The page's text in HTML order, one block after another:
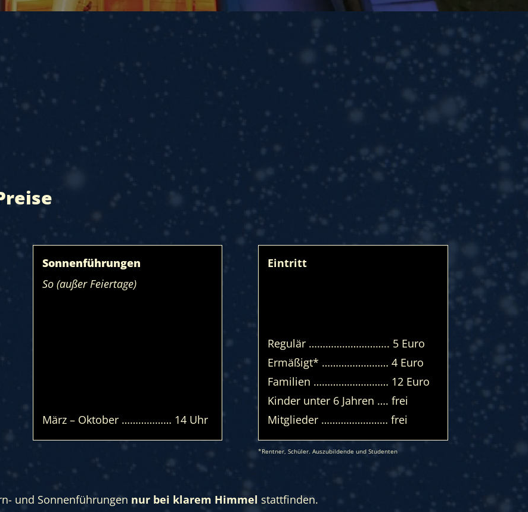
Sonnenführungen
So (außer Feiertage)
März – Oktober ……………… 14 Uhr
Eintritt
Regulär ……………………….. 5 Euro
Ermäßigt* …………………… 4 Euro
Familien ……………………… 12 Euro
Kinder unter 6 Jahren …. frei
Mitglieder …………………… frei
*Rentner, Schüler. Auszubildende und Studenten
und Sonnenführungen nur bei klarem Himmel stattfinden.